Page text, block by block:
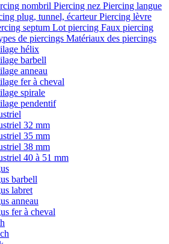
nombril Piercing nez Piercing langue
plug, tunnel, écarteurPiercing lèvre
septum Lot piercing Faux piercing
de piercings Matériaux des piercings
hélix
barbell
anneau
fer à cheval
spirale
pendentif
32 mm
35 mm
38 mm
40 à 51 mm
barbell
labret
anneau
fer à cheval